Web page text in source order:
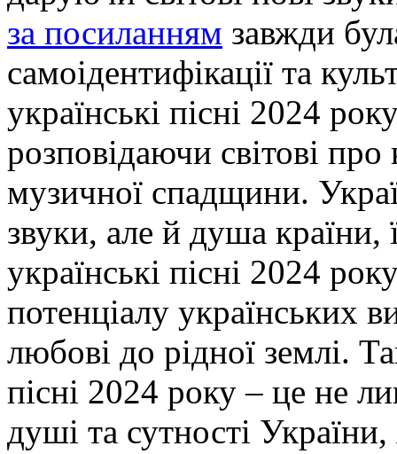
за посиланням завжди
самоідентифікації та
українські пісні 2024
розповідаючи світові про
музичної спадщини.
звуки, але й душа країни,
українські пісні 2024
потенціалу українських
любові до рідної землі.
пісні 2024 року – це не
душі та сутності